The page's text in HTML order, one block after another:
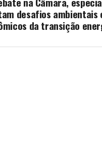
desafios ambientais
da transição